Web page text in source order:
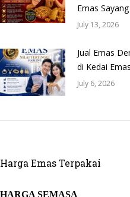
Emas Sayang
July 13, 2026
Jual Emas
di Kedai
July 6, 2026
Harga Emas Terpakai